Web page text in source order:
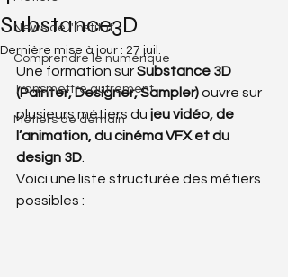
News de l'institut
Comprendre le numérique
Transmettre autrement
Métiers de demain
Substance3D
Dernière mise à jour : 27 juil.
Une formation sur Substance 3D
(Painter, Designer, Sampler) ouvre sur
plusieurs métiers du jeu vidéo, de
l’animation, du cinéma VFX et du
design 3D
Voici une liste structurée des métiers
possibles :